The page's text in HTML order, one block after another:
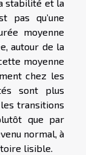
stabilité et la
pas qu’une
moyenne
autour de la
moyenne
chez les
sont plus
transitions
que par
normal, à
lisible.